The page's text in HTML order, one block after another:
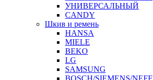
УНИВЕРСАЛЬНЫЙ
CANDY
Шкив и ремень
HANSA
MIELE
BEKO
LG
SAMSUNG
BOSCH/SIEMENS/NEFF